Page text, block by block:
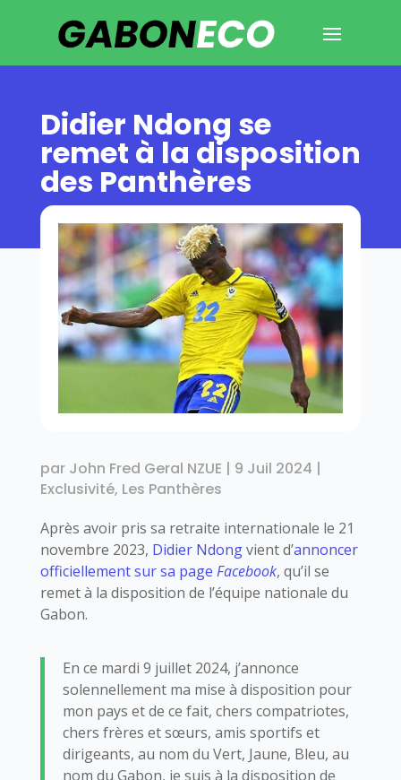
Didier Ndong se
remet à la disposition
des Panthères
par John Fred Geral NZUE | 9 Juil 2024 |
Exclusivité, Les Panthères
Après avoir pris sa retraite internationale le 21
novembre 2023, Didier Ndongvient d’annoncer
officiellement sur sa page Facebook, qu’il se
remet à la disposition de l’équipe nationale du
Gabon.
En ce mardi 9 juillet 2024, j’annonce
solennellement ma mise à disposition pour
mon pays et de ce fait, chers compatriotes,
chers frères et sœurs, amis sportifs et
dirigeants, au nom du Vert, Jaune, Bleu, au
nom du Gabon, je suis à la disposition de